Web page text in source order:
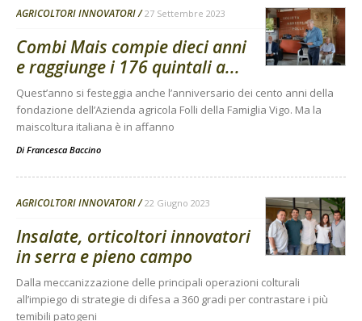
AGRICOLTORI INNOVATORI 27 Settembre 2023
Combi Mais compie dieci anni
e raggiunge i 176 quintali a...
Quest’anno si festeggia anche l’anniversario dei cento anni della
fondazione dell’Azienda agricola Folli della Famiglia Vigo. Ma la
maiscoltura italiana è in affanno
Di Francesca Baccino
AGRICOLTORI INNOVATORI 22 Giugno 2023
Insalate, orticoltori innovatori
in serra e pieno campo
Dalla meccanizzazione delle principali operazioni colturali
all’impiego di strategie di difesa a 360 gradi per contrastare i più
temibili patogeni